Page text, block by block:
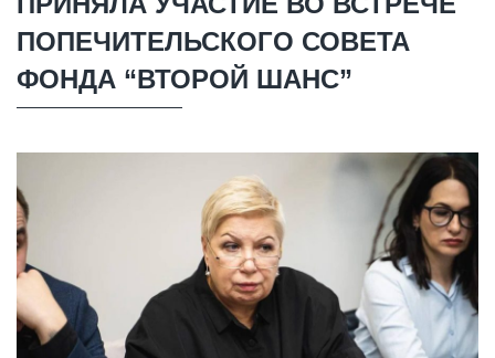
ПОПЕЧИТЕЛЬСКОГО СОВЕТА
ФОНДА “ВТОРОЙ ШАНС”